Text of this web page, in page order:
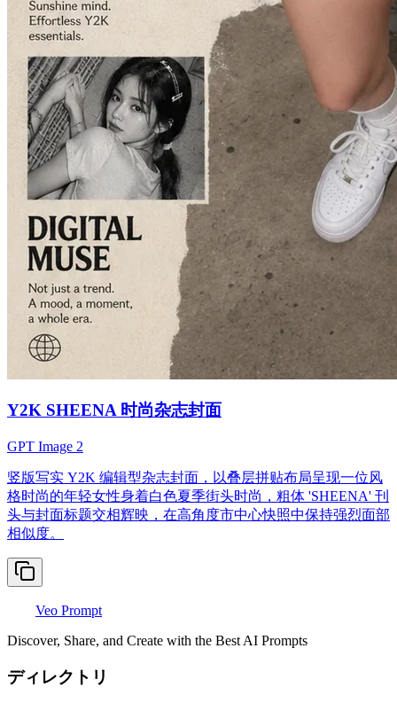
Y2K SHEENA 时尚杂志封面
GPT Image 2
竖版写实 Y2K 编辑型杂志封面，以叠层拼贴布局呈现一位风
格时尚的年轻女性身着白色夏季街头时尚，粗体 'SHEENA' 刊
头与封面标题交相辉映，在高角度市中心快照中保持强烈面部
相似度。
Veo Prompt
Discover, Share, and Create with the Best AI Prompts
ディレクトリ